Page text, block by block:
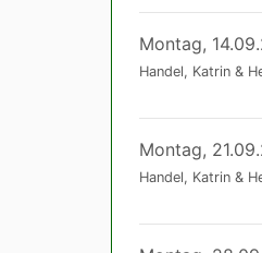
Montag,
Handel, Katrin &
Montag,
Handel, Katrin &